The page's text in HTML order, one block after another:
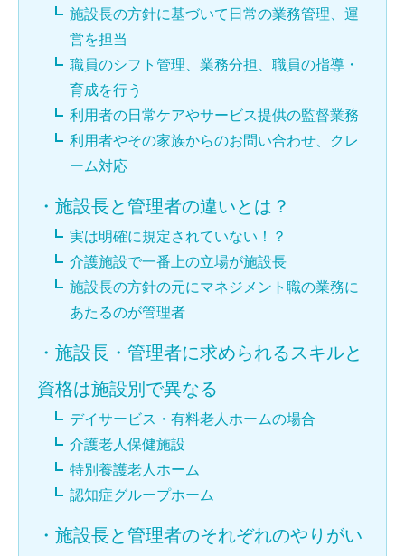
施設長の方針に基づいて日常の業務管理、運
営を担当
職員のシフト管理、業務分担、職員の指導・
育成を行う
利用者の日常ケアやサービス提供の監督業務
利用者やその家族からのお問い合わせ、クレ
ーム対応
・ 施設長と管理者の違いとは？
実は明確に規定されていない！？
介護施設で一番上の立場が施設長
施設長の方針の元にマネジメント職の業務に
あたるのが管理者
・ 施設長・管理者に求められるスキルと
資格は施設別で異なる
デイサービス・有料老人ホームの場合
介護老人保健施設
特別養護老人ホーム
認知症グループホーム
・ 施設長と管理者のそれぞれのやりがい